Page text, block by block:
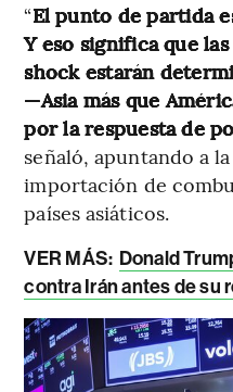
“El punto de partida
Y eso significa que
shock estarán
—Asia más que
por la respuesta de
señaló, apuntando a
importación de
países asiáticos.
VER MÁS: Donald
contra Irán antes de su